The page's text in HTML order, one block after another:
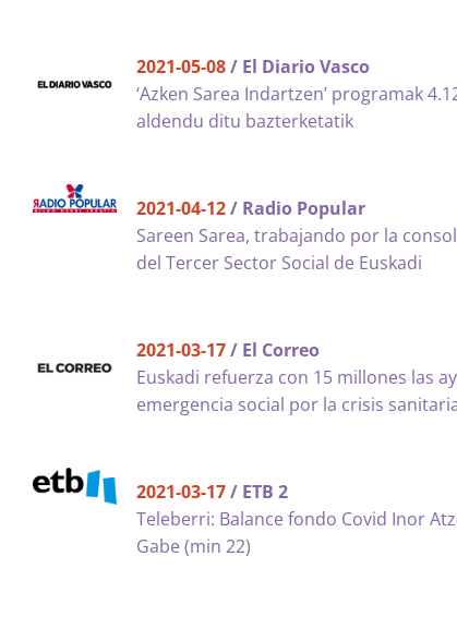
2021-05-08/ El Diario Vasco
‘Azken Sarea Indartzen’ programak
aldendu ditu bazterketatik
2021-04-12/ Radio Popular
Sareen Sarea, trabajando por la
del Tercer Sector Social de Euskadi
2021-03-17/ El Correo
Euskadi refuerza con 15 millones las
emergencia social por la crisis
2021-03-17/ ETB 2
Teleberri: Balance fondo Covid Inor
Gabe (min 22)